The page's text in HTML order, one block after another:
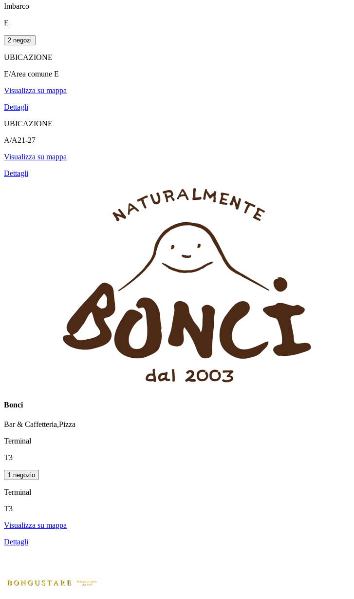
Imbarco
E
2 negozi
UBICAZIONE
E/Area comune E
Visualizza su mappa
Dettagli
UBICAZIONE
A/A21-27
Visualizza su mappa
Dettagli
Bonci
Bar & Caffetteria,Pizza
Terminal
T3
1 negozio
Terminal
T3
Visualizza su mappa
Dettagli